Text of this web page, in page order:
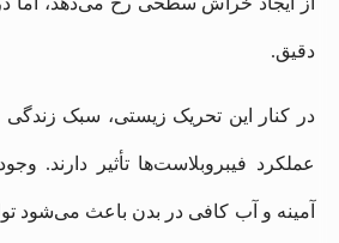
دقیق.
در کنار این تحریک زیستی، سبک زندگی
آمینه و آب کافی در بدن باعث می‌شود